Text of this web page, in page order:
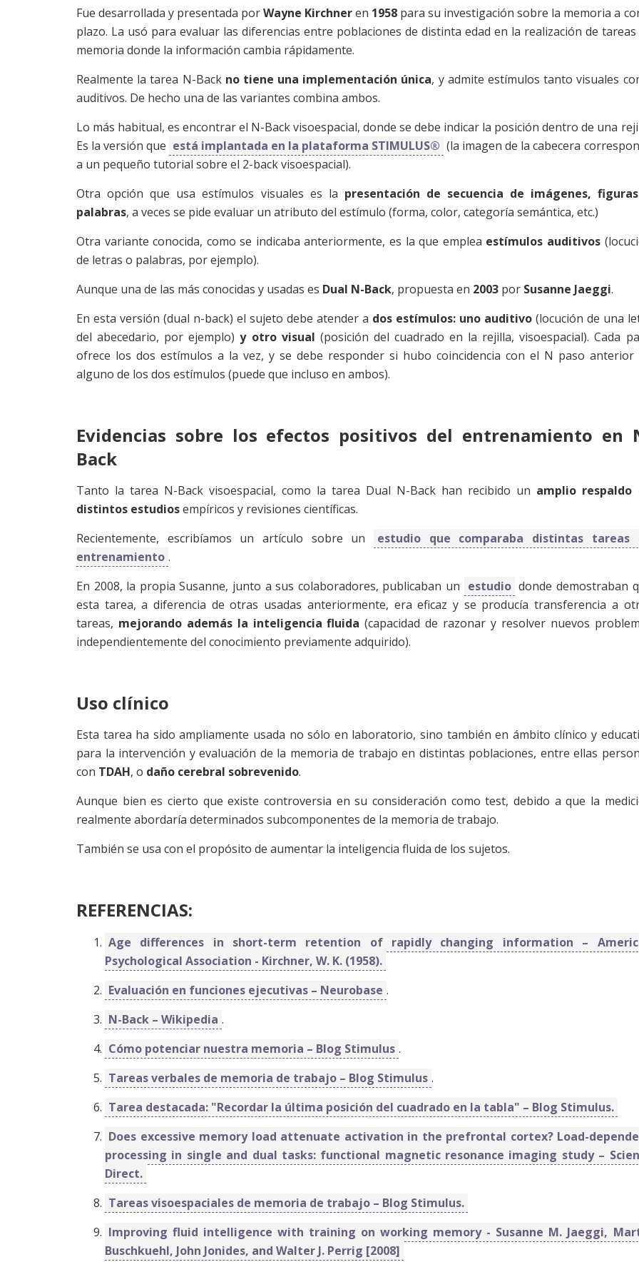
Fue desarrollada y presentada porWayne Kirchneren 1958 para su investigación sobre la memoria a
plazo. La usó para evaluar las diferencias entre poblaciones de distinta edad en la realización de tareas
memoria donde la información cambia rápidamente.
Realmente la tarea N-Back no tiene una implementación única, y admite estímulos tanto visuales
auditivos. De hecho una de las variantes combina ambos.
Lo más habitual, es encontrar el N-Back visoespacial, donde se debe indicar la posición dentro de una
Es la versión que está implantada en la plataforma STIMULUS® (la imagen de la cabecera
a un pequeño tutorial sobre el 2-back visoespacial).
Otra opción que usa estímulos visuales es la presentación de secuencia de imágenes,
palabras, a veces se pide evaluar un atributo del estímulo (forma, color, categoría semántica, etc.)
Otra variante conocida, como se indicaba anteriormente, es la que emplea estímulos auditivos
de letras o palabras, por ejemplo).
Aunque una de las más conocidas y usadas es Dual N-Back, propuesta en 2003 por Susanne Jaeggi.
En esta versión (dual n-back) el sujeto debe atender a dos estímulos: uno auditivo(locución de una
del abecedario, por ejemplo) y otro visual (posición del cuadrado en la rejilla, visoespacial). Cada
ofrece los dos estímulos a la vez, y se debe responder si hubo coincidencia con el N paso anterior
alguno de los dos estímulos (puede que incluso en ambos).
Evidencias sobre los efectos positivos del entrenamiento en
Back
Tanto la tarea N-Back visoespacial, como la tarea Dual N-Back han recibido un amplio respaldo
distintos estudiosempíricos y revisiones científicas.
Recientemente, escribíamos un artículo sobre un
estudio que comparaba distintas tareas
entrenamiento .
En 2008, la propia Susanne, junto a sus colaboradores, publicaban un estudio donde demostraban
esta tarea, a diferencia de otras usadas anteriormente, era eficaz y se producía transferencia a
tareas, mejorando además la inteligencia fluida (capacidad de razonar y resolver nuevos
independientemente del conocimiento previamente adquirido).
Uso clínico
Esta tarea ha sido ampliamente usada no sólo en laboratorio, sino también en ámbito clínico y
para la intervención y evaluación de la memoria de trabajo en distintas poblaciones, entre ellas
con TDAH, o daño cerebral sobrevenido.
Aunque bien es cierto que existe controversia en su consideración como test, debido a que la
realmente abordaría determinados subcomponentes de la memoria de trabajo.
También se usa con el propósito de aumentar la inteligencia fluida de los sujetos.
REFERENCIAS:
Age differences in short-term retention of rapidly changing information –
Psychological Association - Kirchner, W. K. (1958).
Evaluación en funciones ejecutivas – Neurobase .
N-Back – Wikipedia .
Cómo potenciar nuestra memoria – Blog Stimulus .
Tareas verbales de memoria de trabajo – Blog Stimulus .
Tarea destacada: "Recordar la última posición del cuadrado en la tabla" – Blog Stimulus.
Does excessive memory load attenuate activation in the prefrontal cortex? Load-
processing in single and dual tasks: functional magnetic resonance imaging study –
Direct.
Tareas visoespaciales de memoria de trabajo – Blog Stimulus.
Improving fluid intelligence with training on working memory - Susanne M. Jaeggi,
Buschkuehl, John Jonides, and Walter J. Perrig [2008]